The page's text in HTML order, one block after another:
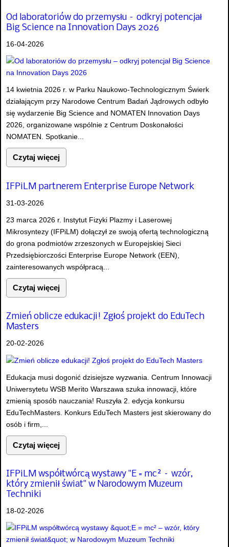
Od laboratoriów do przemysłu – odkryj potencjał
Big Science na Innovation Days 2026
16-04-2026
14 kwietnia 2026 r. w Parku Naukowo-Technologicznym Świerk
działającym przy Narodowe Centrum Badań Jądrowych odbyło
się wydarzenie Big Science and NOMATEN Innovation Days
2026, organizowane wspólnie z Centrum Doskonałości
NOMATEN. Spotkanie...
Czytaj więcej
IFPiLM partnerem Enterprise Europe Network
31-03-2026
23 marca 2026 r. Instytut Fizyki Plazmy i Laserowej
Mikrosyntezy (IFPiLM) dołączył ze swoją ofertą technologiczną
do grona podmiotów zrzeszonych w Europejskiej Sieci
Przedsiębiorczości Enterprise Europe Network (EEN),
zainteresowanych współpracą...
Czytaj więcej
Zmień oblicze edukacji! Zgłoś projekt do EduTech
Masters
20-02-2026
Edukacja musi dogonić dzisiejsze wyzwania. Centrum Innowacji
Uniwersytetu WSB Merito Warszawa szuka innowacji, które
zmienią sposób nauczania! Ruszyła 2. edycja konkursu
EduTechMasters. Konkurs EduTech Masters jest skierowany do
osób i firm,...
Czytaj więcej
IFPiLM współtwórcą wystawy "E = mc² – wzór,
który zmienił świat" w Narodowym Muzeum
Techniki
18-02-2026